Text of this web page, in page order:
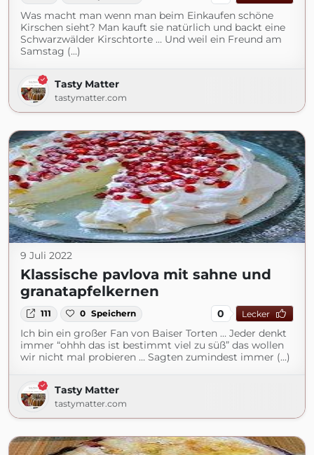
Was macht man wenn man beim Einkaufen schöne
Kirschen sieht? Man kauft sie natürlich und backt eine
Schwarzwälder Kirschtorte … Und weil ein Freund am
Samstag (...)
Tasty Matter
tastymatter.com
9 Juli 2022
Klassische pavlova mit sahne und
granatapfelkernen
111 0 Speichern 0 Lecker
Ich bin ein großer Fan von Baiser Torten … Jeder denkt
immer “ohhh das ist bestimmt viel zu süß” das wollen
wir nicht mal probieren … Sagten zumindest immer (...)
Tasty Matter
tastymatter.com